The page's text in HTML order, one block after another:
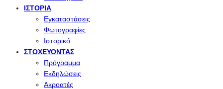
ΙΣΤΟΡΊΑ
Εγκαταστάσεις
Φωτογραφίες
Ιστορικό
ΣΤΟΧΕΎΟΝΤΑΣ
Πρόγραμμα
Εκδηλώσεις
Ακροατές